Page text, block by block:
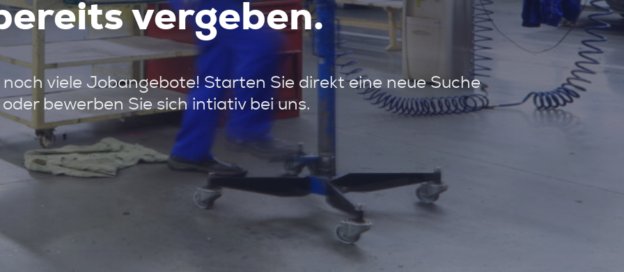
vergeben.
viele Jobangebote! Starten Sie direkt eine neue Suche
oder bewerben Sie sich intiativ bei uns.